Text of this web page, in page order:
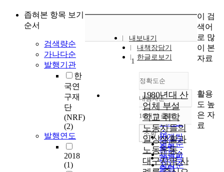
좁혀본 항목 보기
순서
검색량순
가나다순
발행기관
한
국연
구재
단
(NRF)
(2)
발행연도
2018
(1)
내보내기
내책장담기
한글로보기
정확도순
정확도
순
인기도
순
연도순
제목순
저자순
내림차순
내림차순
10개씩 출력
10개씩
출력
20개씩
출력
조회
1
1980년대 산
업체 부설
학교 취학
노동자들의
일상생활과
노동운동 :
대구지역 사
이 검
색어
로 많
이 본
자료
활용
도 높
은 자
료